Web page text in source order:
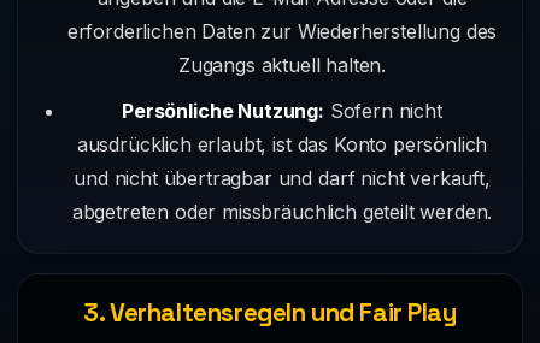
erforderlichen Daten zur Wiederherstellung des
Zugangs aktuell halten.
Persönliche Nutzung: Sofern nicht
ausdrücklich erlaubt, ist das Konto persönlich
und nicht übertragbar und darf nicht verkauft,
abgetreten oder missbräuchlich geteilt werden.
3. Verhaltensregeln und Fair Play